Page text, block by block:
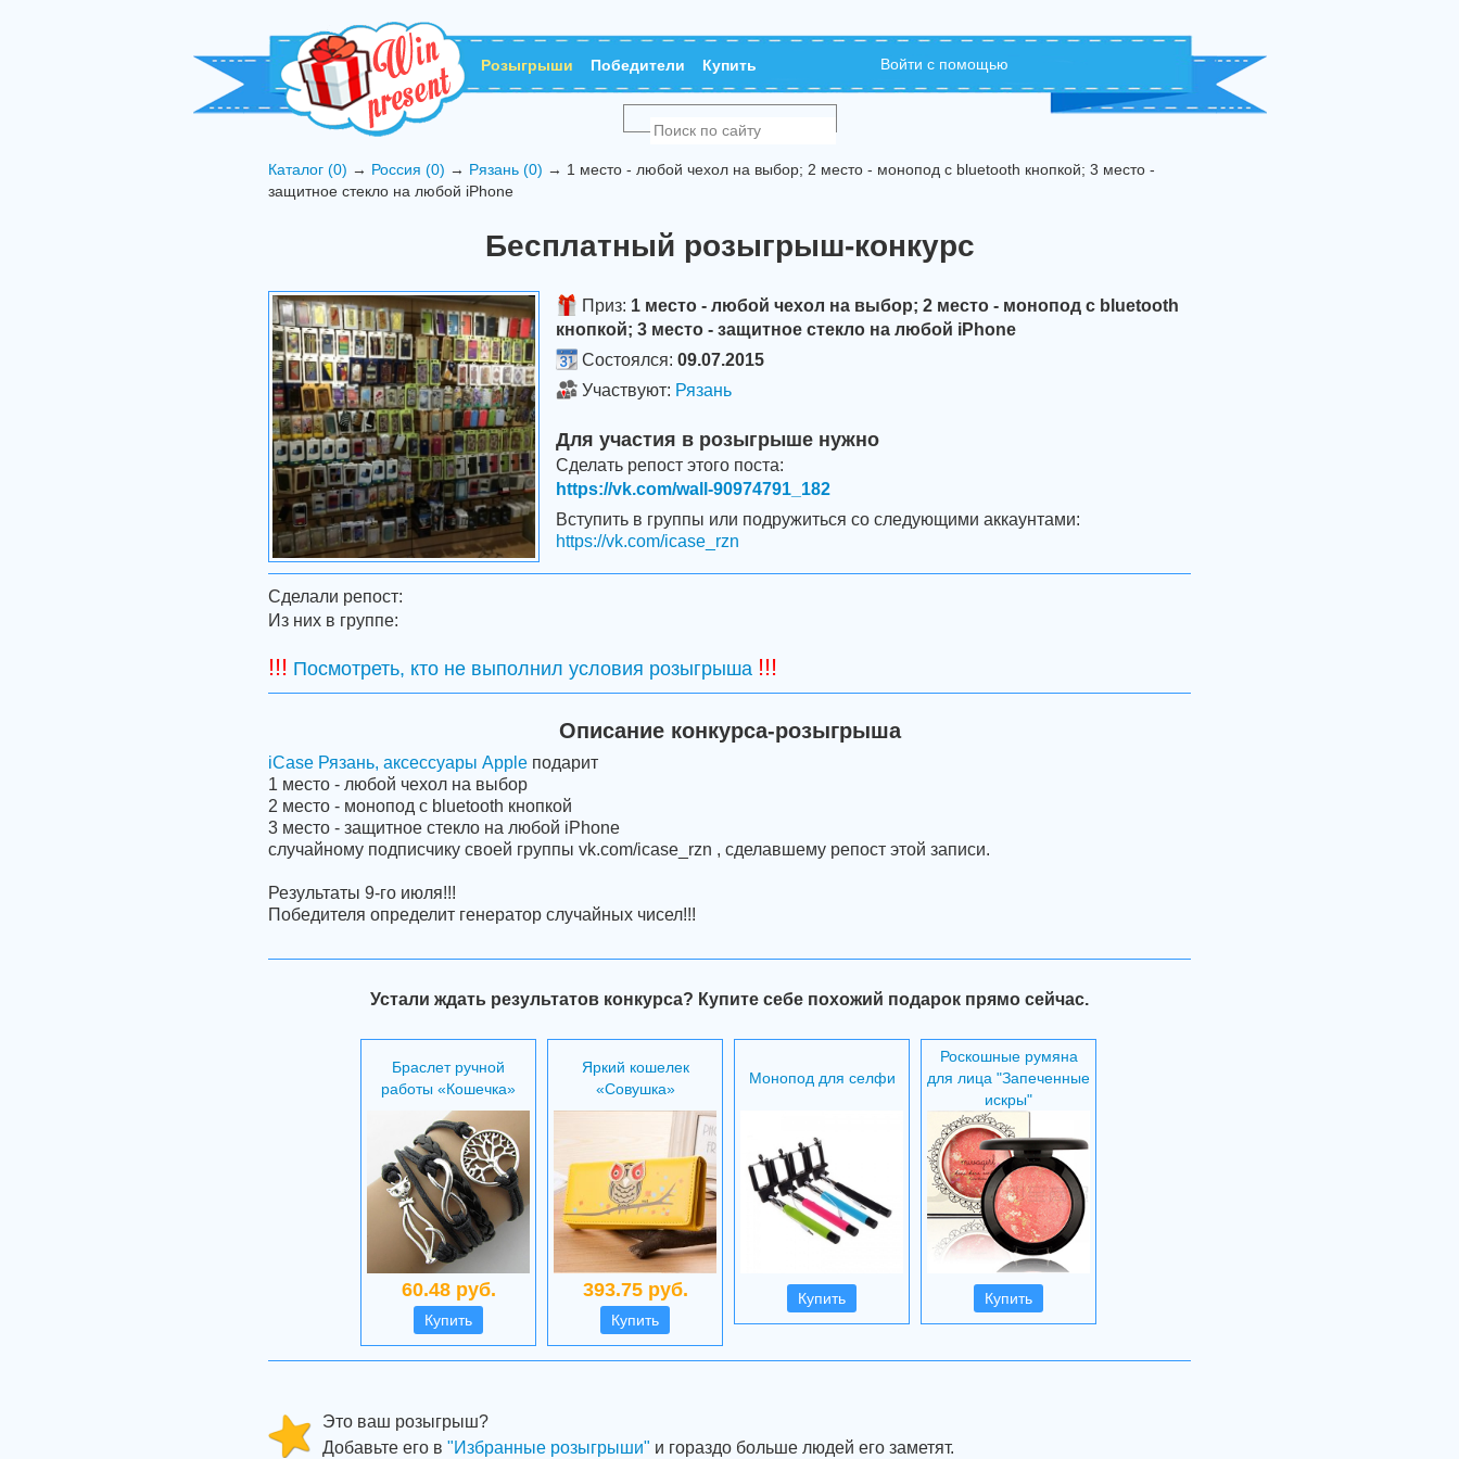
Розыгрыши Победители Купить Войти с помощью
Каталог (0) → Россия (0) → Рязань (0) → 1 место - любой чехол на выбор; 2 место - монопод с bluetooth кнопкой; 3 место -
защитное стекло на любой iPhone
Бесплатный розыгрыш-конкурс
Приз: 1 место - любой чехол на выбор; 2 место - монопод с bluetooth
кнопкой; 3 место - защитное стекло на любой iPhone
Состоялся: 09.07.2015
Участвуют: Рязань
Для участия в розыгрыше нужно
Сделать репост этого поста:
https://vk.com/wall-90974791_182
Вступить в группы или подружиться со следующими аккаунтами:
https://vk.com/icase_rzn
Сделали репост:
Из них в группе:
!!! Посмотреть, кто не выполнил условия розыгрыша !!!
Описание конкурса-розыгрыша
iCase Рязань, аксессуары Apple подарит
1 место - любой чехол на выбор
2 место - монопод с bluetooth кнопкой
3 место - защитное стекло на любой iPhone
случайному подписчику своей группы vk.com/icase_rzn , сделавшему репост этой записи.
Результаты 9-го июля!!!
Победителя определит генератор случайных чисел!!!
Устали ждать результатов конкурса? Купите себе похожий подарок прямо сейчас.
Браслет ручной
работы «Кошечка»
60.48 руб.
Купить
Яркий кошелек
«Совушка»
393.75 руб.
Купить
Mонопод для селфи
Купить
Роскошные румяна
для лица "Запеченные
искры"
Купить
Это ваш розыгрыш?
Добавьте его в "Избранные розыгрыши" и гораздо больше людей его заметят.